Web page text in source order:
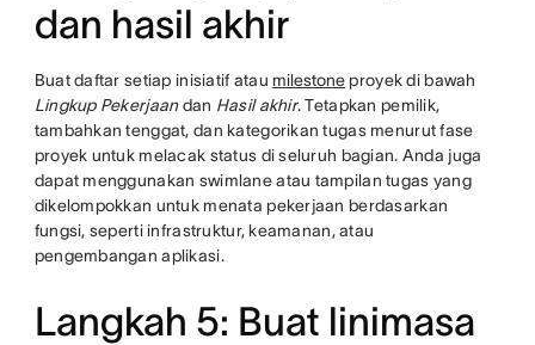
dan hasil akhir
Buat daftar setiap inisiatif atau milestone proyek di bawah
Lingkup Pekerjaandan Hasil akhir. Tetapkan pemilik,
tambahkan tenggat, dan kategorikan tugas menurut fase
proyek untuk melacak status di seluruh bagian. Anda juga
dapat menggunakan swimlane atau tampilan tugas yang
dikelompokkan untuk menata pekerjaan berdasarkan
fungsi, seperti infrastruktur, keamanan, atau
pengembangan aplikasi.
Langkah 5: Buat linimasa